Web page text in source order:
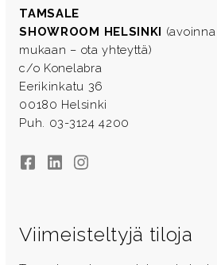
TAMSALE
SHOWROOM HELSINKI
mukaan – ota yhteyttä)
c/o Konelabra
Eerikinkatu 36
00180 Helsinki
Puh. 03-3124 4200
FacebookLinkedInInstagram
Viimeisteltyjä tiloja